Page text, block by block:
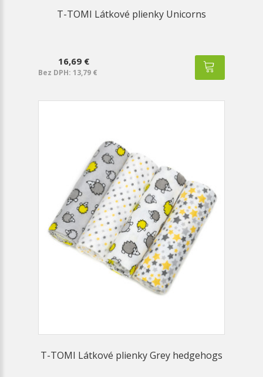
T-TOMI Látkové plienky Unicorns
16,69 €
Bez DPH: 13,79 €
T-TOMI Látkové plienky Grey hedgehogs